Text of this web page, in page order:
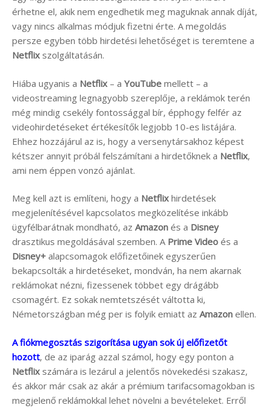
érhetne el, akik nem engedhetik meg maguknak annak díját,
vagy nincs alkalmas módjuk fizetni érte. A megoldás
persze egyben több hirdetési lehetőséget is teremtene a
Netflixszolgáltatásán.
Hiába ugyanis a Netflix – a YouTube mellett – a
videostreaming legnagyobb szereplője, a reklámok terén
még mindig csekély fontossággal bír, épphogy felfér az
videohirdetéseket értékesítők legjobb 10-es listájára.
Ehhez hozzájárul az is, hogy a versenytársakhoz képest
kétszer annyit próbál felszámítani a hirdetőknek a Netflix,
ami nem éppen vonzó ajánlat.
Meg kell azt is említeni, hogy a Netflixhirdetések
megjelenítésével kapcsolatos megközelítése inkább
ügyfélbarátnak mondható, az Amazon és a Disney
drasztikus megoldásával szemben. A Prime Video és a
Disney+ alapcsomagok előfizetőinek egyszerűen
bekapcsolták a hirdetéseket, mondván, ha nem akarnak
reklámokat nézni, fizessenek többet egy drágább
csomagért. Ez sokak nemtetszését váltotta ki,
Németországban még per is folyik emiatt az Amazon ellen.
A fiókmegosztás szigorítása ugyan sok új előfizetőt
hozott, de az iparág azzal számol, hogy egy ponton a
Netflix számára is lezárul a jelentős növekedési szakasz,
és akkor már csak az akár a prémium tarifacsomagokban is
megjelenő reklámokkal lehet növelni a bevételeket. Erről